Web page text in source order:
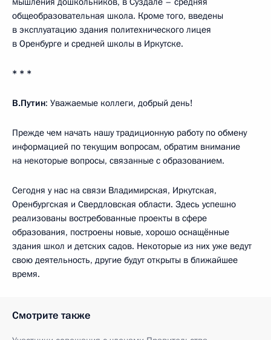
общеобразовательная школа. Кроме того, введены
в эксплуатацию здания политехнического лицея
в Оренбурге и средней школы в Иркутске.
* * *
В.Путин: Уважаемые коллеги, добрый день!
Прежде чем начать нашу традиционную работу по обмену
информацией по текущим вопросам, обратим внимание
на некоторые вопросы, связанные с образованием.
Сегодня у нас на связи Владимирская, Иркутская,
Оренбургская и Свердловская области. Здесь успешно
реализованы востребованные проекты в сфере
образования, построены новые, хорошо оснащённые
здания школ и детских садов. Некоторые из них уже ведут
свою деятельность, другие будут открыты в ближайшее
время.
Смотрите также